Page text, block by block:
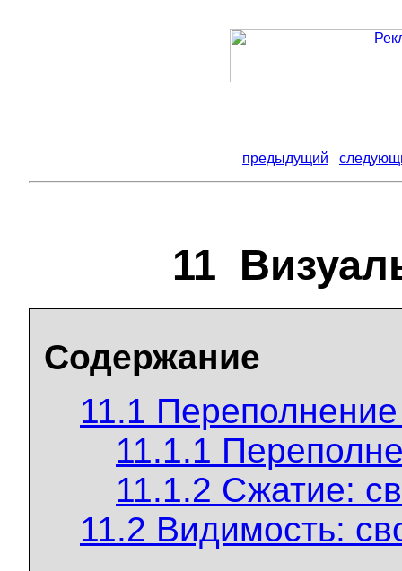
предыдущий
11
Содержание
11.1
11.1.1
11.1.2 Сжатие:
11.2 Видимость: